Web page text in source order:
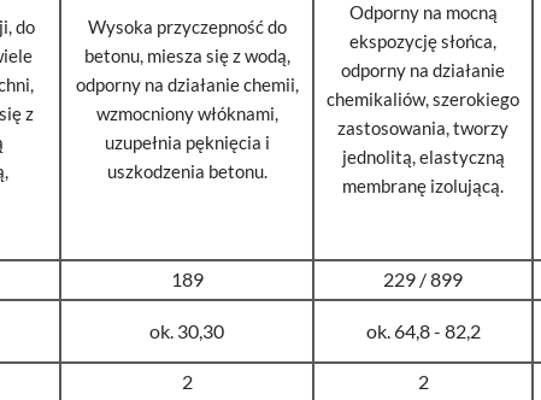
do
z
Wysoka przyczepność do
betonu, miesza się z wodą,
odporny na działanie chemii,
wzmocniony włóknami,
uzupełnia pęknięcia i
uszkodzenia betonu.
Odporny na mocną
ekspozycję słońca,
odporny na działanie
chemikaliów, szerokiego
zastosowania, tworzy
jednolitą, elastyczną
membranę izolującą.
189 229 / 899
ok. 30,30 ok. 64,8 - 82,2
2 2